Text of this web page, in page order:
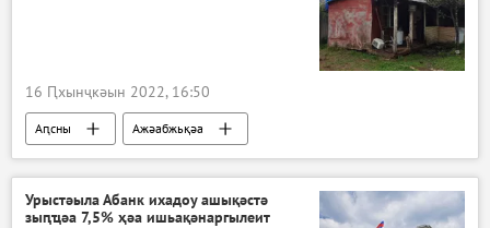
16 Ԥхынҷкәын 2022, 16:50
Аԥсны Ажәабжьқәа
Урыстәыла Абанк ихадоу ашықәстә
зыԥҵәа 7,5% ҳәа ишьақәнаргылеит